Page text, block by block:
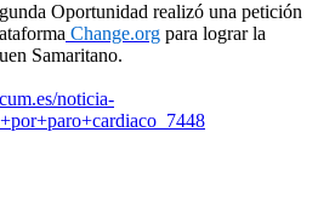
Oportunidad realizó una petición
Change.org para lograr la
Samaritano.
noticia-